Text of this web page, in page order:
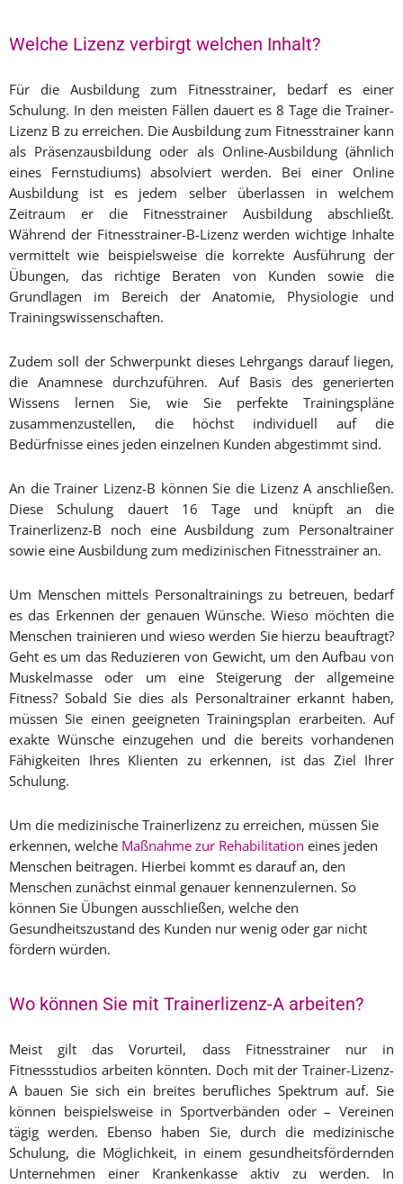
Welche Lizenz verbirgt welchen Inhalt?
Für die Ausbildung zum Fitnesstrainer, bedarf es einer
Schulung. In den meisten Fällen dauert es 8 Tage die Trainer-
Lizenz B zu erreichen. Die Ausbildung zum Fitnesstrainer kann
als Präsenzausbildung oder als Online-Ausbildung (ähnlich
eines Fernstudiums) absolviert werden. Bei einer Online
Ausbildung ist es jedem selber überlassen in welchem
Zeitraum er die Fitnesstrainer Ausbildung abschließt.
Während der Fitnesstrainer-B-Lizenz werden wichtige Inhalte
vermittelt wie beispielsweise die korrekte Ausführung der
Übungen, das richtige Beraten von Kunden sowie die
Grundlagen im Bereich der Anatomie, Physiologie und
Trainingswissenschaften.
Zudem soll der Schwerpunkt dieses Lehrgangs darauf liegen,
die Anamnese durchzuführen. Auf Basis des generierten
Wissens lernen Sie, wie Sie perfekte Trainingspläne
zusammenzustellen, die höchst individuell auf die
Bedürfnisse eines jeden einzelnen Kunden abgestimmt sind.
An die Trainer Lizenz-B können Sie die Lizenz A anschließen.
Diese Schulung dauert 16 Tage und knüpft an die
Trainerlizenz-B noch eine Ausbildung zum Personaltrainer
sowie eine Ausbildung zum medizinischen Fitnesstrainer an.
Um Menschen mittels Personaltrainings zu betreuen, bedarf
es das Erkennen der genauen Wünsche. Wieso möchten die
Menschen trainieren und wieso werden Sie hierzu beauftragt?
Geht es um das Reduzieren von Gewicht, um den Aufbau von
Muskelmasse oder um eine Steigerung der allgemeine
Fitness? Sobald Sie dies als Personaltrainer erkannt haben,
müssen Sie einen geeigneten Trainingsplan erarbeiten. Auf
exakte Wünsche einzugehen und die bereits vorhandenen
Fähigkeiten Ihres Klienten zu erkennen, ist das Ziel Ihrer
Schulung.
Um die medizinische Trainerlizenz zu erreichen, müssen Sie
erkennen, welche Maßnahme zur Rehabilitation eines jeden
Menschen beitragen. Hierbei kommt es darauf an, den
Menschen zunächst einmal genauer kennenzulernen. So
können Sie Übungen ausschließen, welche den
Gesundheitszustand des Kunden nur wenig oder gar nicht
fördern würden.
Wo können Sie mit Trainerlizenz-A arbeiten?
Meist gilt das Vorurteil, dass Fitnesstrainer nur in
Fitnessstudios arbeiten könnten. Doch mit der Trainer-Lizenz-
A bauen Sie sich ein breites berufliches Spektrum auf. Sie
können beispielsweise in Sportverbänden oder – Vereinen
tägig werden. Ebenso haben Sie, durch die medizinische
Schulung, die Möglichkeit, in einem gesundheitsfördernden
Unternehmen einer Krankenkasse aktiv zu werden. In